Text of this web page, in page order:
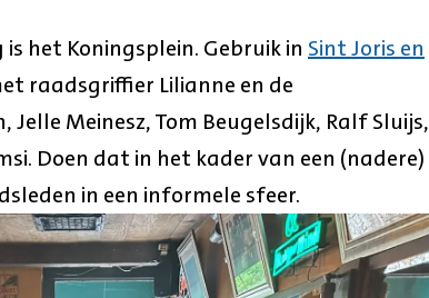
het Koningsplein. Gebruik in Sint Joris en
raadsgriffier Lilianne en de
Meinesz, Tom Beugelsdijk, Ralf Sluijs,
Doen dat in het kader van een (nadere)
in een informele sfeer.